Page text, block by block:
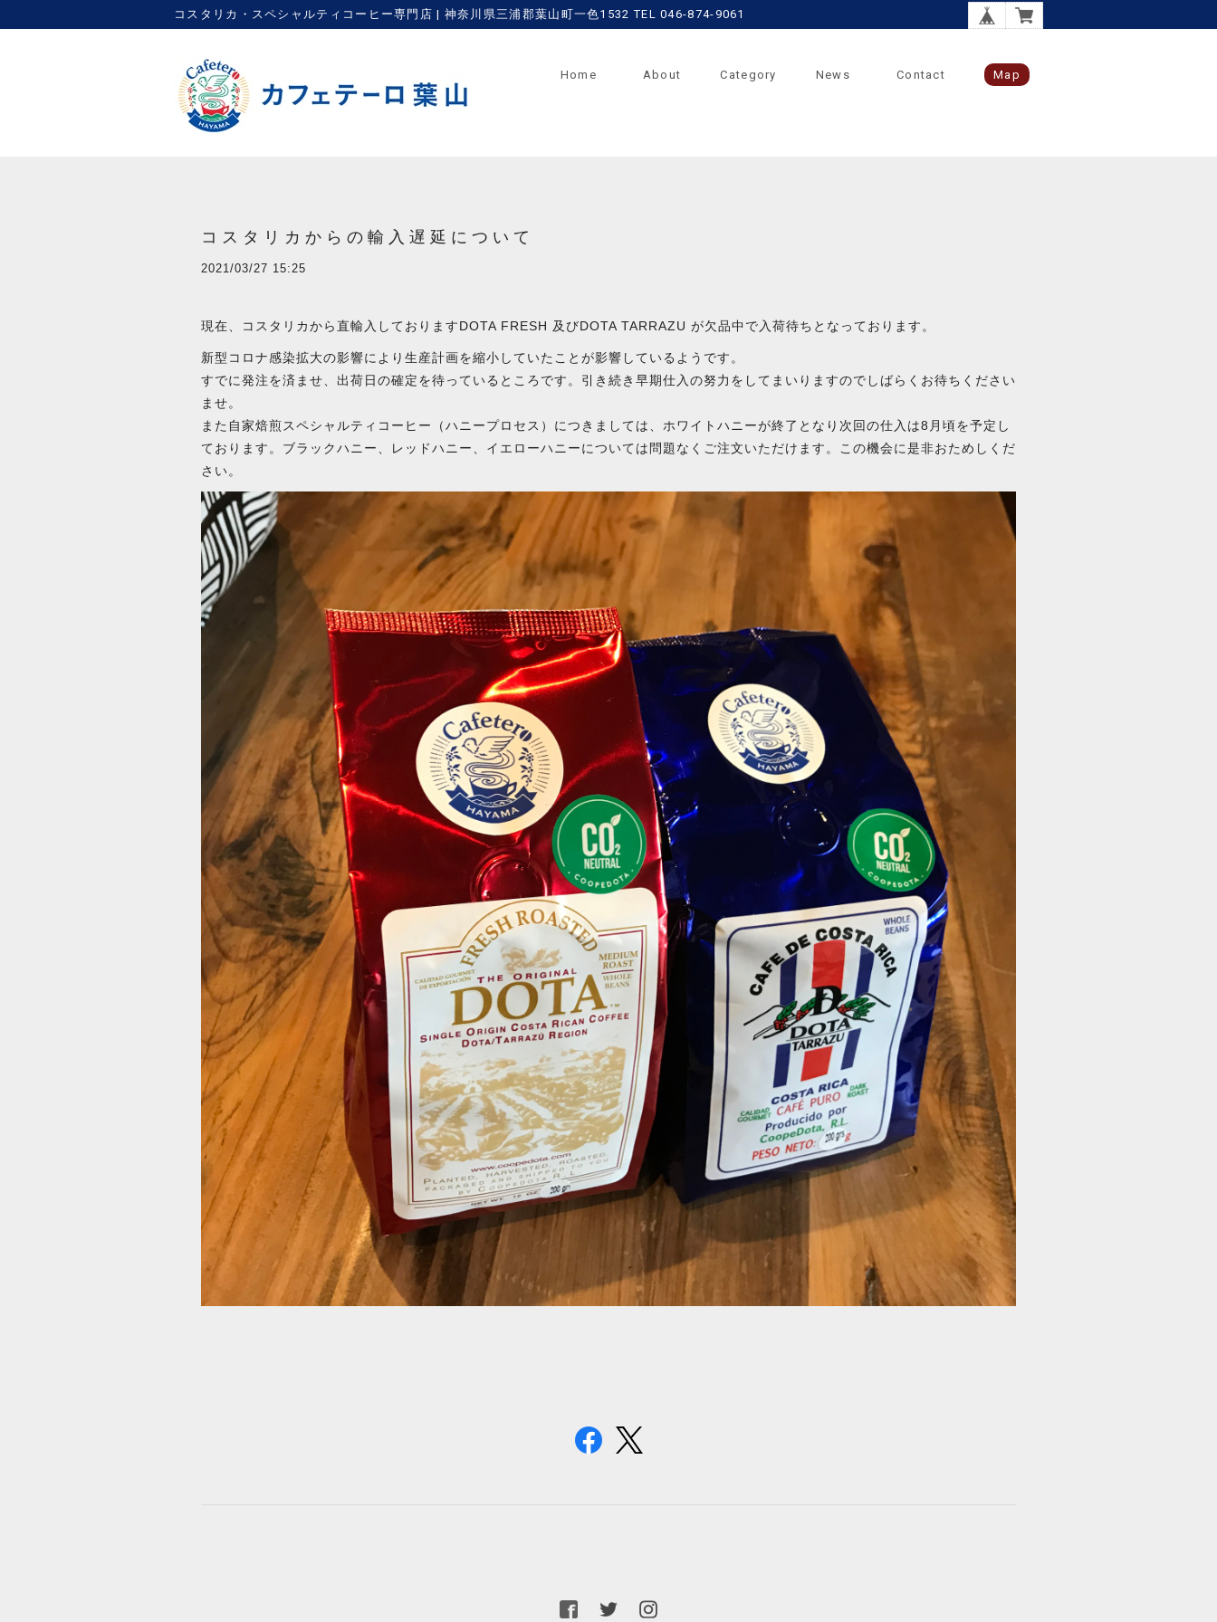
コスタリカ・スペシャルティコーヒー専門店 | 神奈川県三浦郡葉山町一色1532 TEL 046-874-9061
Home About Category News Contact Map
コスタリカからの輸入遅延について
2021/03/27 15:25
現在、コスタリカから直輸入しておりますDOTA FRESH 及びDOTA TARRAZU が欠品中で入荷待ちとなっております。
新型コロナ感染拡大の影響により生産計画を縮小していたことが影響しているようです。
すでに発注を済ませ、出荷日の確定を待っているところです。引き続き早期仕入の努力をしてまいりますのでしばらくお待ちください
ませ。
また自家焙煎スペシャルティコーヒー（ハニープロセス）につきましては、ホワイトハニーが終了となり次回の仕入は8月頃を予定し
ております。ブラックハニー、レッドハニー、イエローハニーについては問題なくご注文いただけます。この機会に是非おためしくだ
さい。